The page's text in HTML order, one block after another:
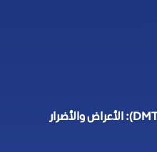
مخدر الفيل الأزرق السائل (DMT Vape): الأعراض والأضرار